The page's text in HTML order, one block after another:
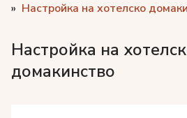
Настройка на хотелско
Настройка на
домакинство